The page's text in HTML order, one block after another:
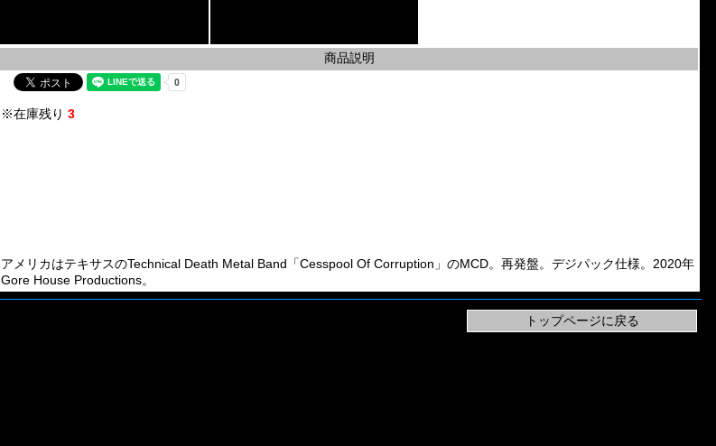
商品説明
※在庫残り 3
アメリカはテキサスのTechnical Death Metal Band「Cesspool Of Corruption」のMCD。再発盤。デジパック仕様。2020年
Gore House Productions。